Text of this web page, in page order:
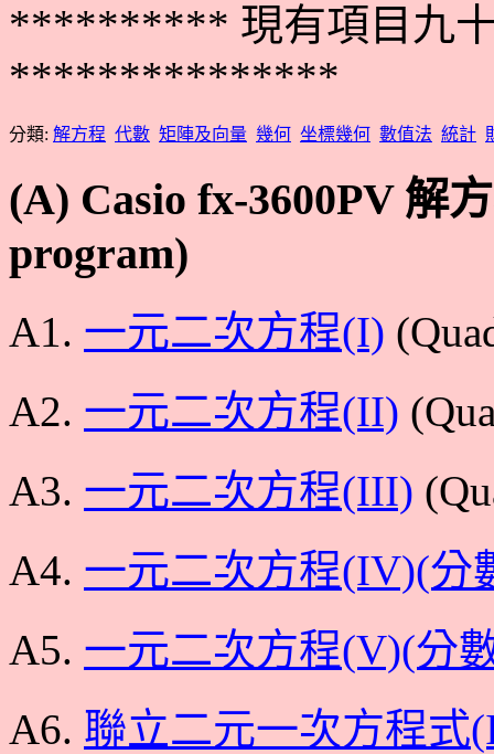
********** 現有項目九
分類: 解方程 代數 矩陣及向量 幾何 坐標幾何 數值法 統計
(A) Casio fx-3600PV 解
program)
A1. 一元二次方程(I)
A2. 一元二次方程(II)
A3. 一元二次方程(III)
A4. 一元二次方程(IV)(分
A5. 一元二次方程(V)(分
A6. 聯立二元一次方程式